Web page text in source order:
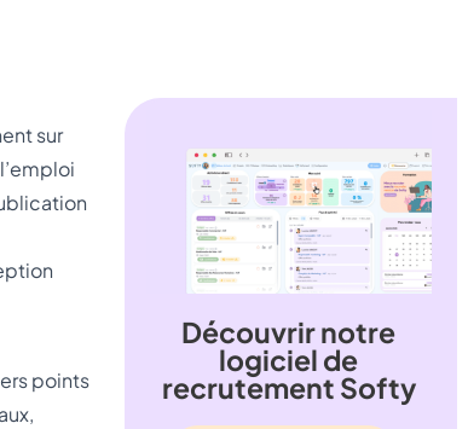
sur
points
Découvrir notre
logiciel de
recrutement Softy